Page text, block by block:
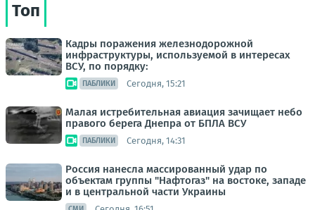
Топ
Кадры поражения железнодорожной
инфраструктуры, используемой в интересах
ВСУ, по порядку:
ПАБЛИКИ Сегодня, 15:21
Малая истребительная авиация зачищает небо
правого берега Днепра от БПЛА ВСУ
ПАБЛИКИ Сегодня, 14:31
Россия нанесла массированный удар по
объектам группы "Нафтогаз" на востоке, западе
и в центральной части Украины